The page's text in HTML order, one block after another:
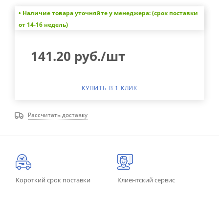
• Наличие товара уточняйте у менеджера: (срок поставки
от 14-16 недель)
141.20 руб./шт
КУПИТЬ В 1 КЛИК
Рассчитать доставку
Короткий срок поставки Клиентский сервис